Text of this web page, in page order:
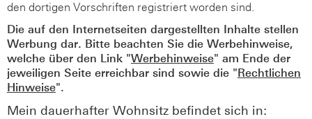
den dortigen Vorschriften registriert worden sind.
Die auf den Internetseiten dargestellten Inhalte stellen
Werbung dar. Bitte beachten Sie die Werbehinweise,
welche über den Link "Werbehinweise" am Ende der
jeweiligen Seite erreichbar sind sowie die "Rechtlichen
Hinweise".
Mein dauerhafter Wohnsitz befindet sich in: